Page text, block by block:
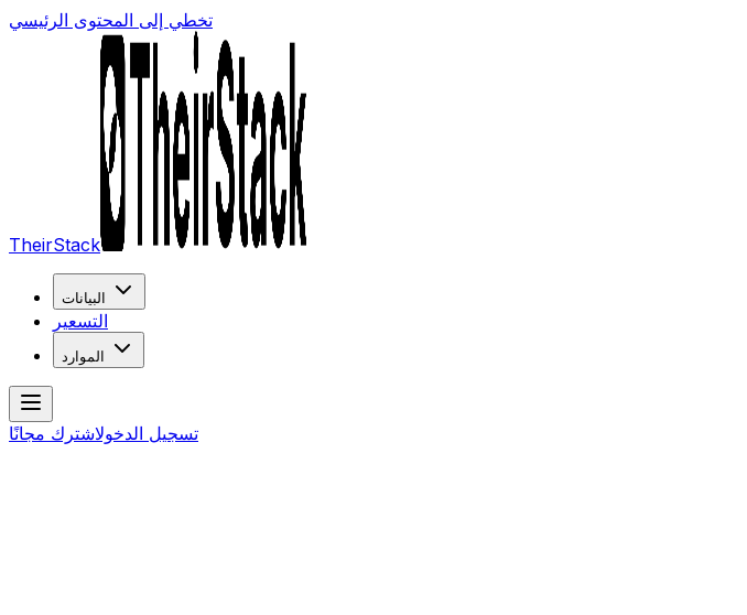
تخطي إلى المحتوى الرئيسي
TheirStack
البيانات
التسعير
الموارد
تسجيل الدخولاشترك مجانًا